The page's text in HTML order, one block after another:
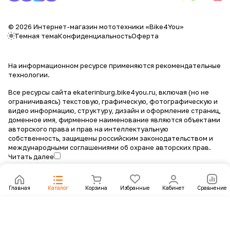
Главная Каталог Корзина Избранные Кабинет Сравнение
© 2026 Интернет-магазин мототехники «Bike4You»
Темная темаКонфиденциальностьОферта
На информационном ресурсе применяются рекомендательные
технологии.
Все ресурсы сайта ekaterinburg.bike4you.ru, включая (но не
ограничиваясь) текстовую, графическую, фотографическую и
видео информацию, структуру, дизайн и оформление страниц,
доменное имя, фирменное наименование являются объектами
авторского права и прав на интеллектуальную
собственность, защищены российским законодательством и
международными соглашениями об охране авторских прав.
Читать далее